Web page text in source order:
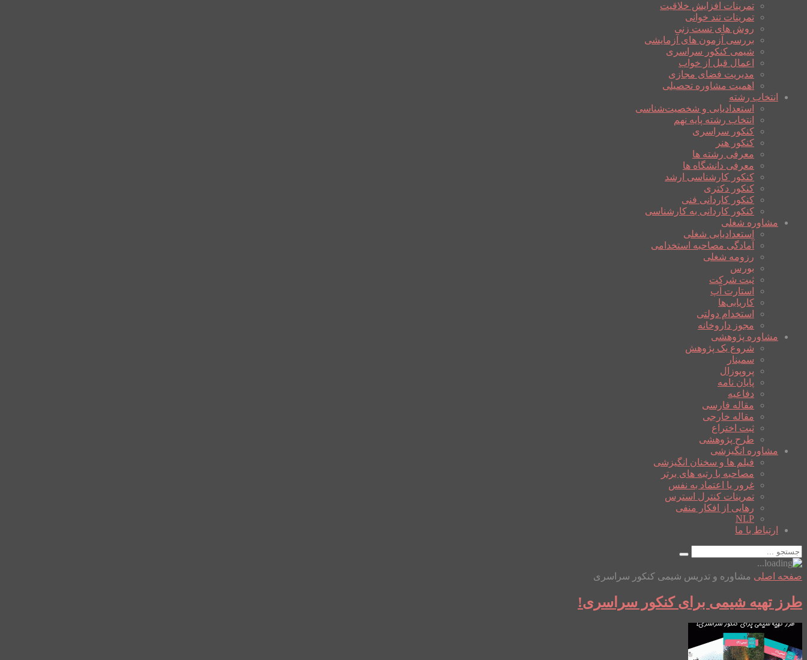
تمرینات افزایش خلاقیت
تمرینات تند خوانی
روش های تست زنی
بررسی آزمون های آزمایشی
شیمی کنکور سراسری
اعمال قبل از خواب
مدیریت فضای مجازی
اهمیت مشاوره تحصیلی
انتخاب رشته
استعدادیابی و شخصیت‌شناسی
انتخاب رشته پایه نهم
کنکور سراسری
کنکور هنر
معرفی رشته ها
معرفی دانشگاه ها
کنکور کارشناسی ارشد
کنکور دکتری
کنکور کاردانی فنی
کنکور کاردانی به کارشناسی
مشاوره شغلی
استعدادیابی شغلی
آمادگی مصاحبه استخدامی
رزومه شغلی
بورس
ثبت شرکت
استارت آپ
کاریابی‌ها
استخدام دولتی
مجوز داروخانه
مشاوره پژوهشی
شروع یک پژوهش
سمینار
پروپوزال
پایان نامه
دفاعیه
مقاله فارسی
مقاله خارجی
ثبت اختراع
طرح پژوهشی
مشاوره انگیزشی
فیلم ها و سخنان انگیزشی
مصاحبه با رتبه های برتر
غرور یا اعتماد به نفس
تمرینات کنترل استرس
رهایی از افکار منفی
NLP
ارتباط با ما
صفحه اصلی مشاوره و تدریس شیمی کنکور سراسری
طرز تهیه شیمی برای کنکور سراسری!